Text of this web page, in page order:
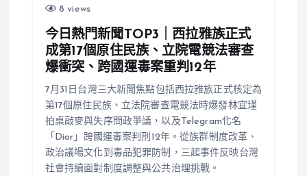
8 views
今日熱門新聞TOP3｜西拉雅族正式
成第17個原住民族、立院電競法審查
爆衝突、跨國運毒案重判12年
7月31日台灣三大新聞焦點包括西拉雅族正式核定為
第17個原住民族、立法院審查電競法時爆發林宜瑾
拍桌敲麥與失序問政爭議，以及Telegram化名
「Dior」跨國運毒案判刑12年。從族群制度改革、
政治議場文化到毒品犯罪防制，三起事件反映台灣
社會持續面對制度調整與公共治理挑戰。